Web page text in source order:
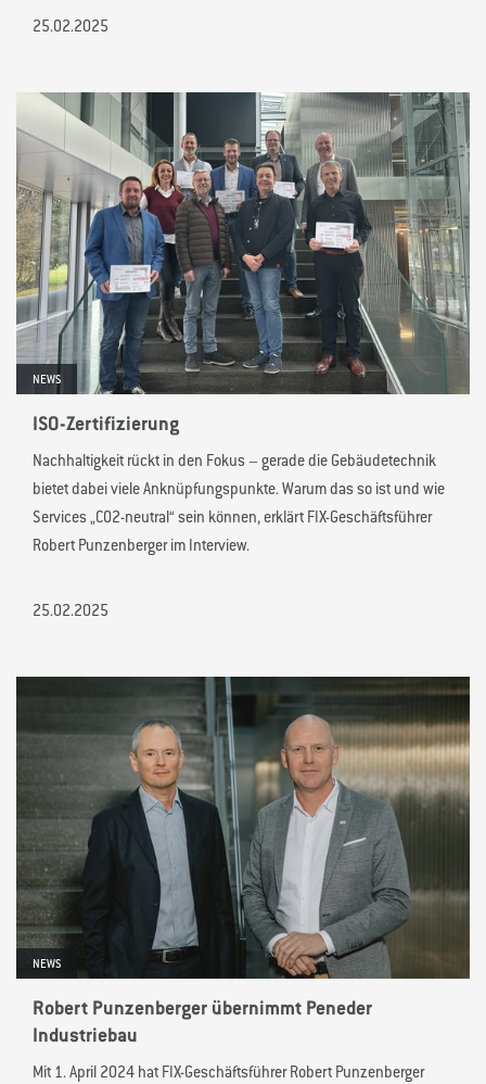
25.02.2025
NEWS
ISO-Zertifizierung
Nachhaltigkeit rückt in den Fokus – gerade die Gebäudetechnik
bietet dabei viele Anknüpfungspunkte. Warum das so ist und wie
Services „CO2-neutral“ sein können, erklärt FIX-Geschäftsführer
Robert Punzenberger im Interview.
25.02.2025
NEWS
Robert Punzenberger übernimmt Peneder
Industriebau
Mit 1. April 2024 hat FIX-Geschäftsführer Robert Punzenberger